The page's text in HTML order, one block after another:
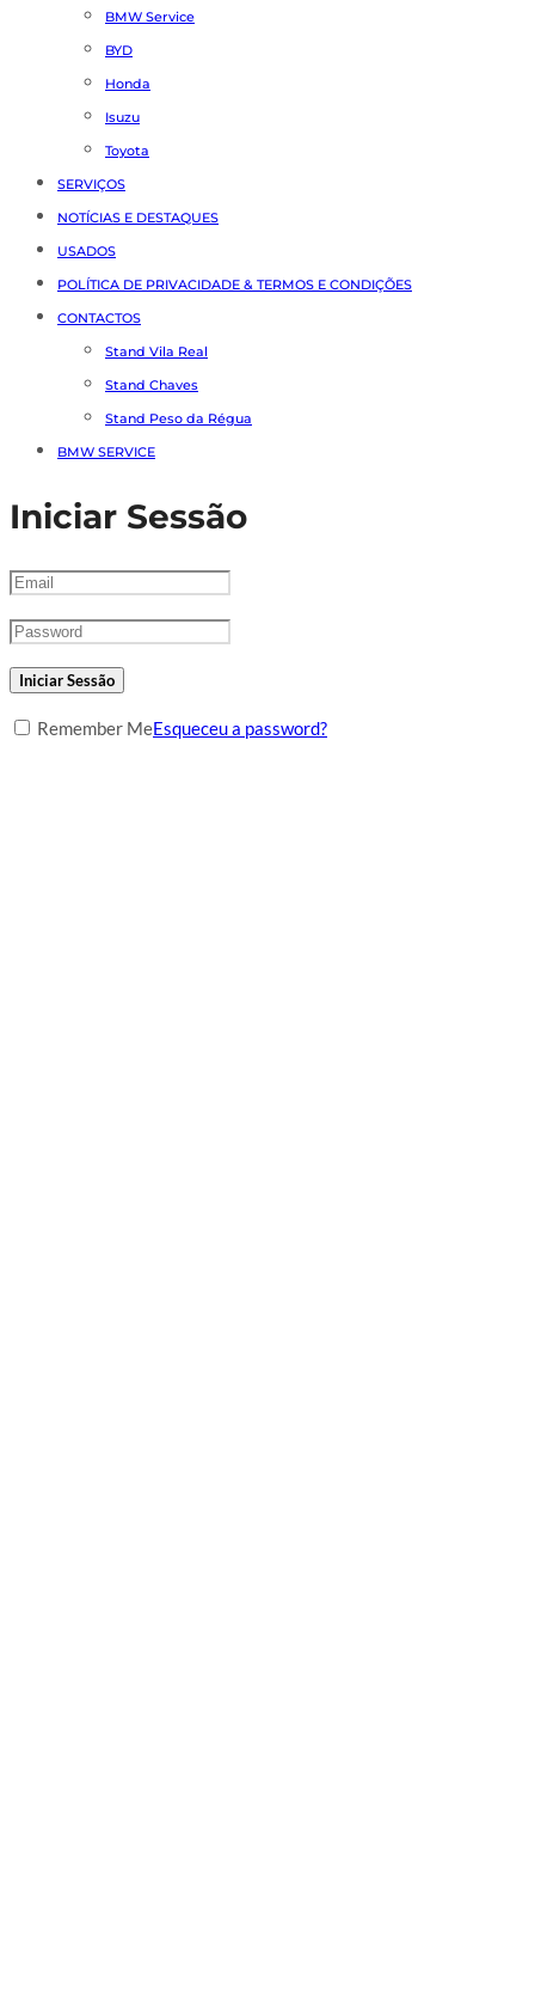
BMW Service
BYD
Honda
Isuzu
Toyota
SERVIÇOS
NOTÍCIAS E DESTAQUES
USADOS
POLÍTICA DE PRIVACIDADE & TERMOS E CONDIÇÕES
CONTACTOS
Stand Vila Real
Stand Chaves
Stand Peso da Régua
BMW SERVICE
Iniciar Sessão
Iniciar Sessão
Remember MeEsqueceu a password?